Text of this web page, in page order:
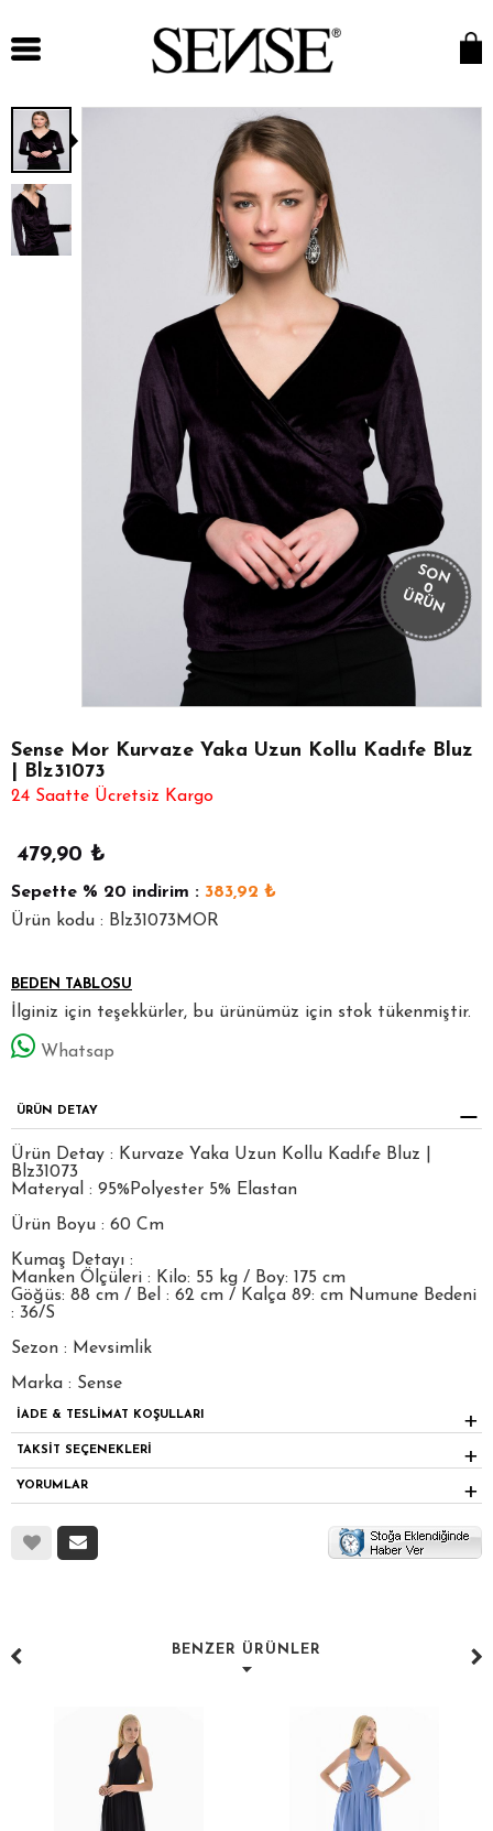
SON
0
ÜRÜN
Sense Mor Kurvaze Yaka Uzun Kollu Kadıfe Bluz
| Blz31073
24 Saatte Ücretsiz Kargo
479,90 ₺
Sepette % 20 indirim : 383,92 ₺
Ürün kodu : Blz31073MOR
BEDEN TABLOSU
İlginiz için teşekkürler, bu ürünümüz için stok tükenmiştir.
Whatsap
ÜRÜN DETAY
Ürün Detay : Kurvaze Yaka Uzun Kollu Kadıfe Bluz |
Blz31073
Materyal : 95%Polyester 5% Elastan
Ürün Boyu : 60 Cm
Kumaş Detayı :
Manken Ölçüleri : Kilo: 55 kg / Boy: 175 cm
Göğüs: 88 cm / Bel : 62 cm / Kalça 89: cm Numune Bedeni
: 36/S
Sezon : Mevsimlik
Marka : Sense
İADE & TESLİMAT KOŞULLARI
TAKSİT SEÇENEKLERİ
YORUMLAR
BENZER ÜRÜNLER